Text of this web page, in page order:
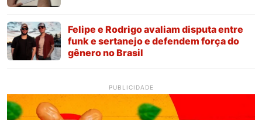
Felipe e Rodrigo avaliam disputa entre
funk e sertanejo e defendem força do
gênero no Brasil
PUBLICIDADE